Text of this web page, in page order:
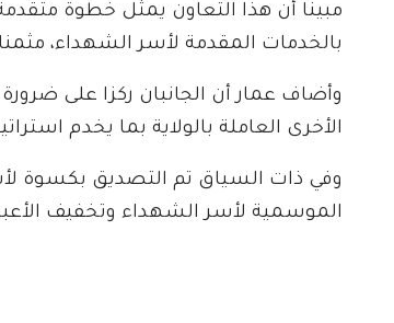
مبينا أن هذا التعاون يمثل خطوة
بالخدمات المقدمة لأسر الشهداء،
وأضاف عمار أن الجانبان ركزا على
الأخرى العاملة بالولاية بما يخدم
​وفي ذات السياق تم التصديق بكسوة
الموسمية لأسر الشهداء وتخفيف